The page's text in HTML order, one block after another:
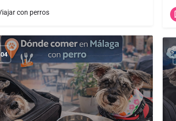
con perros
04